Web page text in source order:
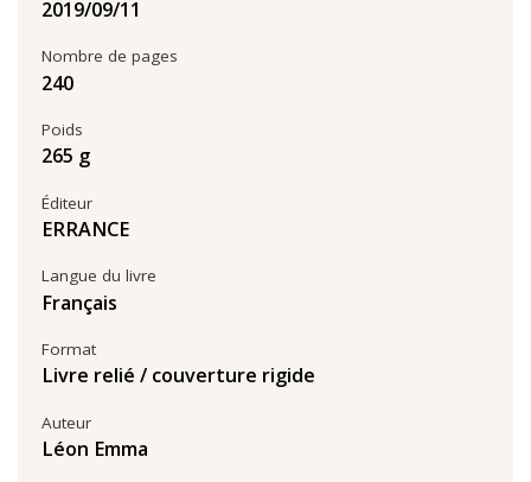
11‏/09‏/2019
Poids
265 g
Auteur
Léon Emma
Éditeur
ERRANCE
Langue du livre
Français
Nombre de pages
240
Format
Livre relié / couverture rigide